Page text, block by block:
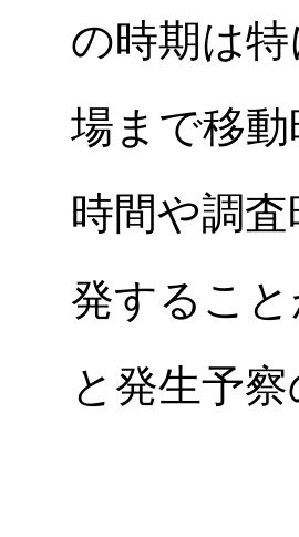
の時期は
場まで移
時間や調
発するこ
と発生予